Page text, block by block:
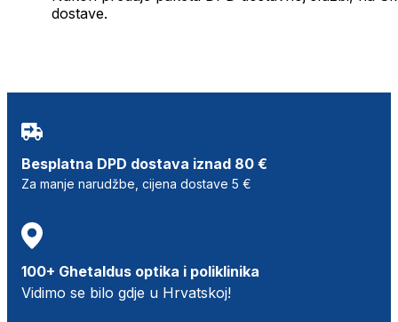
dostave.
Besplatna DPD dostava iznad 80 €
Za manje narudžbe, cijena dostave 5 €
100+ Ghetaldus optika i poliklinika
Vidimo se bilo gdje u Hrvatskoj!